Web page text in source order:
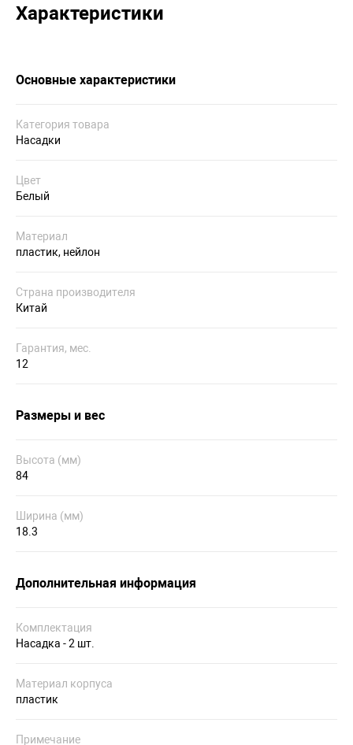
Характеристики
Основные характеристики
Категория товара
Насадки
Цвет
Белый
Материал
пластик, нейлон
Страна производителя
Китай
Гарантия, мес.
12
Размеры и вес
Высота (мм)
84
Ширина (мм)
18.3
Дополнительная информация
Комплектация
Насадка - 2 шт.
Материал корпуса
пластик
Примечание